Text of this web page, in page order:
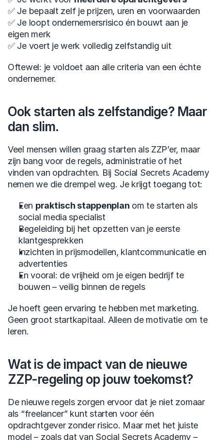
✅ Je bepaalt zelf je prijzen, uren en voorwaarden
✅ Je loopt ondernemersrisico én bouwt aan je
eigen merk
✅ Je voert je werk volledig zelfstandig uit
Oftewel: je voldoet aan alle criteria van een échte
ondernemer.
Ook starten als zelfstandige? Maar
dan slim.
Veel mensen willen graag starten als ZZP’er, maar
zijn bang voor de regels, administratie of het
vinden van opdrachten. Bij Social Secrets Academy
nemen we die drempel weg. Je krijgt toegang tot:
Een praktisch stappenplan om te starten als
social media specialist
Begeleiding bij het opzetten van je eerste
klantgesprekken
Inzichten in prijsmodellen, klantcommunicatie en
advertenties
En vooral: de vrijheid om je eigen bedrijf te
bouwen – veilig binnen de regels
Je hoeft geen ervaring te hebben met marketing.
Geen groot startkapitaal. Alleen de motivatie om te
leren.
Wat is de impact van de nieuwe
ZZP-regeling op jouw toekomst?
De nieuwe regels zorgen ervoor dat je niet zomaar
als “freelancer” kunt starten voor één
opdrachtgever zonder risico. Maar met het juiste
model – zoals dat van Social Secrets Academy –